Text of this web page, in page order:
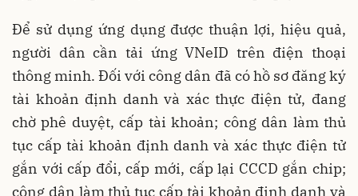
Để sử dụng ứng dụng được thuận lợi, hiệu quả,
người dân cần tải ứng VNeID trên điện thoại
thông minh. Đối với công dân đã có hồ sơ đăng ký
tài khoản định danh và xác thực điện tử, đang
chờ phê duyệt, cấp tài khoản; công dân làm thủ
tục cấp tài khoản định danh và xác thực điện tử
gắn với cấp đổi, cấp mới, cấp lại CCCD gắn chip;
công dân làm thủ tục cấp tài khoản định danh và